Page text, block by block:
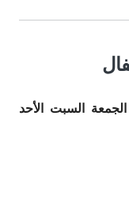
الجمعة السبت
الأحد